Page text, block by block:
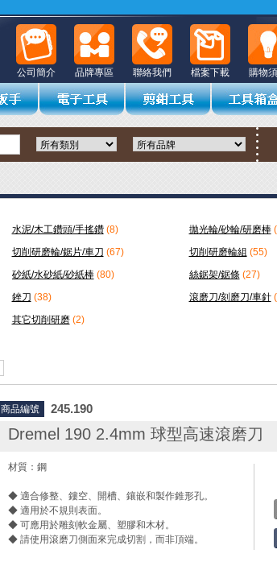
購物
檔案下載
聯絡我們
品牌專區
公司簡介
水泥/木工鑽頭/手搖鑽 (8) 拋光輪/砂輪/研磨棒
切削研磨輪/鋸片/車刀 (67) 切削研磨輪組 (55)
砂紙/水砂紙/砂紙棒 (80) 絲鋸架/鋸條 (27)
銼刀 (38) 滾磨刀/刻磨刀/車針
其它切削研磨 (2)
商品編號 245.190
Dremel 190 2.4mm 球型高速滾磨刀
材質：鋼
◆ 適合修整、鏤空、開槽、鑲嵌和製作錐形孔。
◆ 適用於不規則表面。
◆ 可應用於雕刻軟金屬、塑膠和木材。
◆ 請使用滾磨刀側面來完成切割，而非頂端。